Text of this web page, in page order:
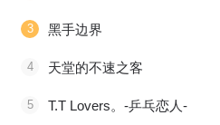
待浏览 待浏览
3 黑手边界
4 天堂的不速之客
5 T.T Lovers。-乒乓恋人-